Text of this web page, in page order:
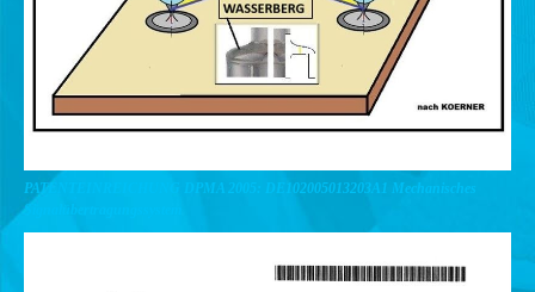
PATENTEINREICHUNG DPMA 2005: DE102005013203A1 Mechanisches
Signalübertragungssystem